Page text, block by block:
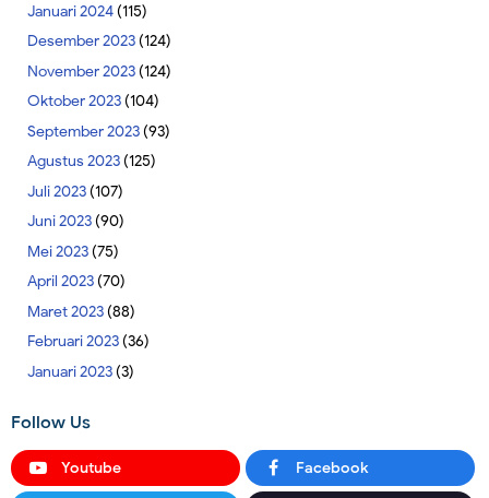
Januari 2024(115)
Desember 2023(124)
November 2023(124)
Oktober 2023(104)
September 2023(93)
Agustus 2023(125)
Juli 2023(107)
Juni 2023(90)
Mei 2023(75)
April 2023(70)
Maret 2023(88)
Februari 2023(36)
Januari 2023(3)
Follow Us
Youtube Facebook